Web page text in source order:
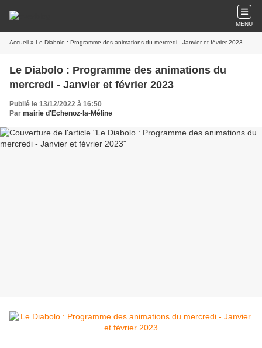
MENU
Accueil » Le Diabolo : Programme des animations du mercredi - Janvier et février 2023
Le Diabolo : Programme des animations du
mercredi - Janvier et février 2023
Publié le 13/12/2022 à 16:50
Par mairie d'Echenoz-la-Méline